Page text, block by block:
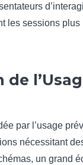
les sessions plus
par l’usage
nécessitant
un grand